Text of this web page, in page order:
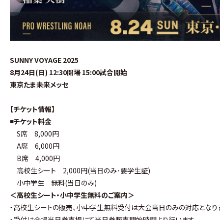
SUNNY VOYAGE 2025
8月24日(日) 12:30開場 15:00試合開始
東京たま未来メッセ
【チケット情報】
◾️チケット料金
S席 8,000円
A席 6,000円
B席 4,000円
高校生シート 2,000円(当日のみ･要学生証)
小中学生 無料(当日のみ)
＜高校生シート・小中学生無料のご案内＞
・高校生シートの販売、小中学生無料受付は大会当日のみの対応となり